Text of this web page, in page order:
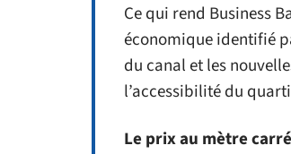
Ce qui rend Business
économique identifié
du canal et les
l’accessibilité du
Le prix au mètre